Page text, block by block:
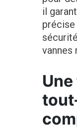
il
précise
vannes